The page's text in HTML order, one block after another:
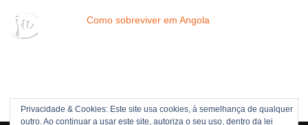
Como sobreviver em Angola
Privacidade & Cookies: Este site usa cookies, à semelhança de qualquer
outro. Ao continuar a usar este site, autoriza o seu uso, dentro da lei